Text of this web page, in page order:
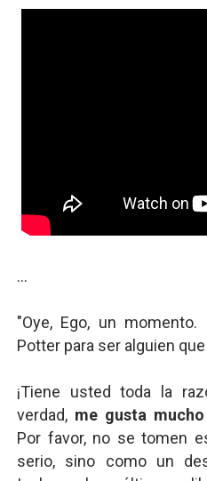
...
"Oye, Ego, un
Potter para ser alguien
¡Tiene usted toda la
verdad, me gusta
Por favor, no se tomen
serio, sino como un